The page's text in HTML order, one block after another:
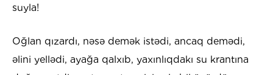
suyla!
Oğlan qızardı, nəsə demək istədi, ancaq demədi,
əlini yellədi, ayağa qalxıb, yaxınlıqdakı su krantına